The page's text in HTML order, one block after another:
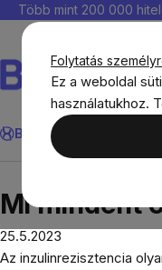
Folytatás
Ez a weboldal
használatukhoz.
Ugrás
tartalomhoz
Több mint 200 000
BrainMax®
Mi mindent
25.5.2023
Az inzulinrezisztencia